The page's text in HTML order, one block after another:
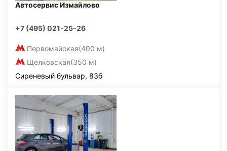
Автосервис Измайлово
+7 (495) 021-25-26
Первомайская(400 м)
Щелковская(350 м)
Сиреневый бульвар, 83б